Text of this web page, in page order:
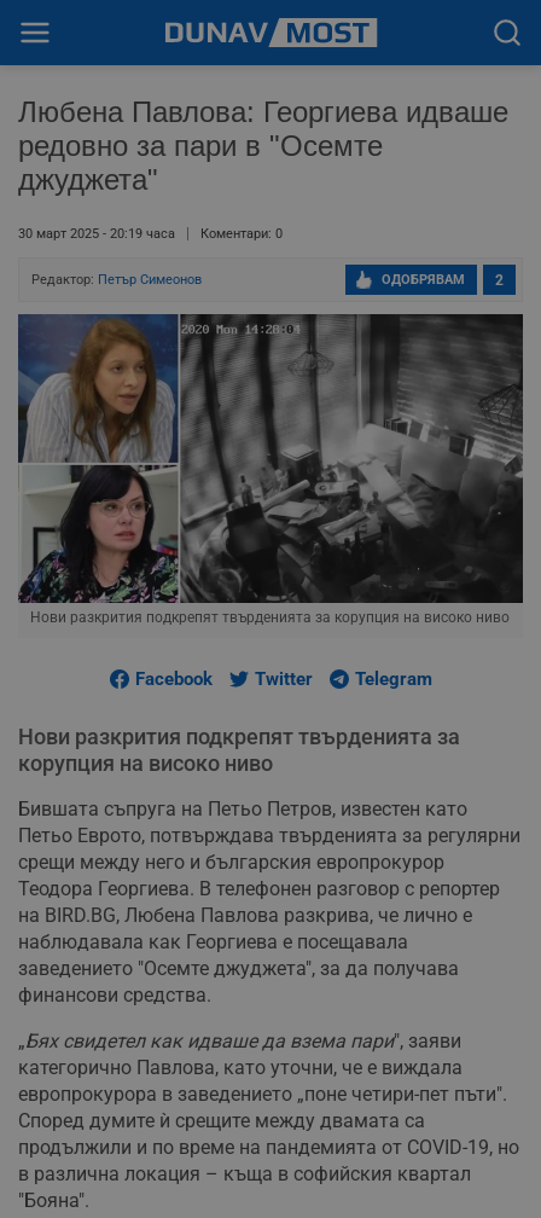
Любена Павлова: Георгиева идваше
редовно за пари в "Осемте
джуджета"
30 март 2025 - 20:19 часа Коментари: 0
Редактор: Петър Симеонов 2
ОДОБРЯВАМ
Нови разкрития подкрепят твърденията за корупция на високо ниво
Facebook Twitter Telegram
Нови разкрития подкрепят твърденията за
корупция на високо ниво
Бившата съпруга на Петьо Петров, известен като
Петьо Еврото, потвърждава твърденията за регулярни
срещи между него и българския европрокурор
Теодора Георгиева. В телефонен разговор с репортер
на BIRD.BG, Любена Павлова разкрива, че лично е
наблюдавала как Георгиева е посещавала
заведението "Осемте джуджета", за да получава
финансови средства.
„Бях свидетел как идваше да взема пари", заяви
категорично Павлова, като уточни, че е виждала
европрокурора в заведението „поне четири-пет пъти".
Според думите ѝ срещите между двамата са
продължили и по време на пандемията от COVID-19, но
в различна локация – къща в софийския квартал
"Бояна".